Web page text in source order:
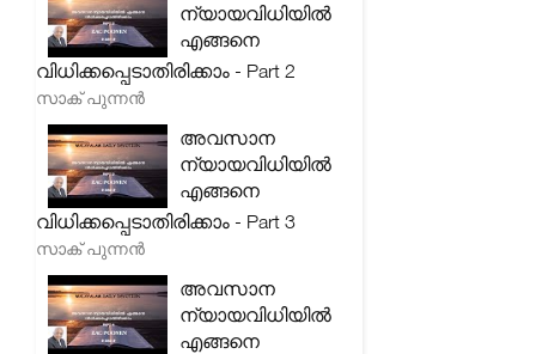
ന്യായവിധിയിൽ
എങ്ങനെ
വിധിക്കപ്പെടാതിരിക്കാം - Part 2
സാക് പുന്നൻ
അവസാന
ന്യായവിധിയിൽ
എങ്ങനെ
വിധിക്കപ്പെടാതിരിക്കാം - Part 3
സാക് പുന്നൻ
അവസാന
ന്യായവിധിയിൽ
എങ്ങനെ